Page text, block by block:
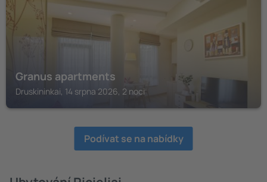
Granus apartments
Druskininkai, 14 srpna 2026, 2 noci
Podívat se na nabídky